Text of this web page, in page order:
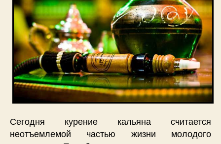
Сегодня курение кальяна считается
неотъемлемой частью жизни молодого